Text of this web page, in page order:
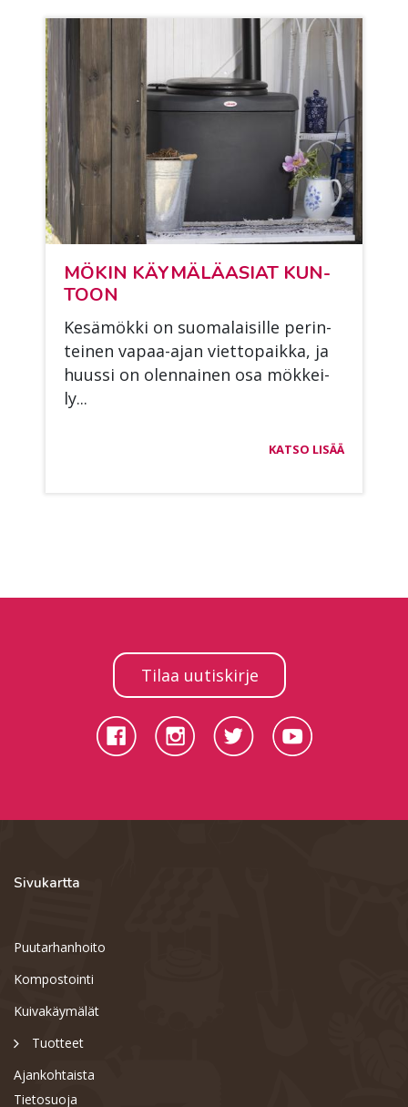
MÖ­KIN KÄY­MÄ­LÄ­ASIAT KUN­
TOON
Ke­sä­mök­ki on suo­ma­lai­sil­le pe­rin­
tei­nen va­paa-ajan viet­to­paik­ka, ja
huus­si on olen­nai­nen osa mök­kei­
ly...
KATSO LISÄÄ
Tilaa uutiskirje
Sivukartta
Puutarhanhoito
Kompostointi
Kuivakäymälät
Tuotteet
Ajankohtaista
Tietosuoja